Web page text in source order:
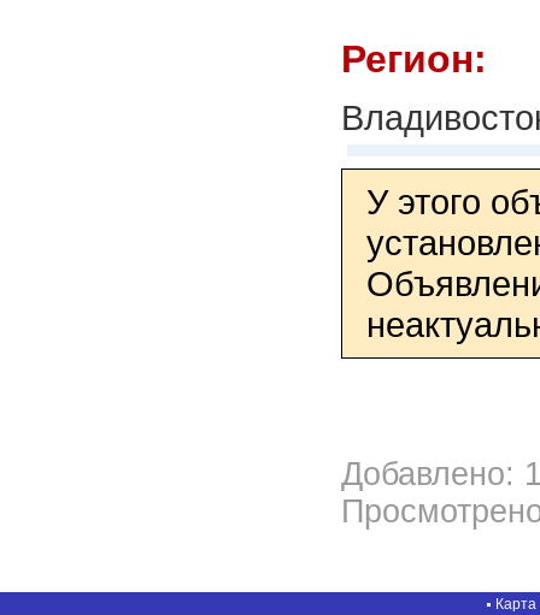
Регион:
У этого
Добавлено:
Карта